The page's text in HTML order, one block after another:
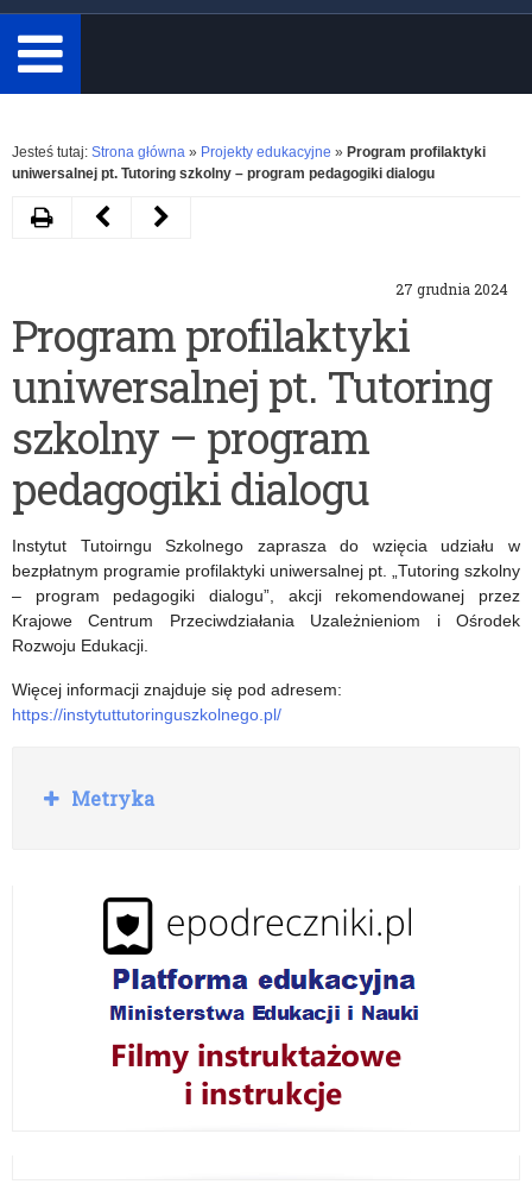
minimum
3
znaki.
Rozwiń
Jesteś tutaj: Strona główna » Projekty edukacyjne » Program profilaktyki
uniwersalnej pt. Tutoring szkolny – program pedagogiki dialogu
27 grudnia 2024
Program profilaktyki
uniwersalnej pt. Tutoring
szkolny – program
pedagogiki dialogu
Instytut Tutoirngu Szkolnego zaprasza do wzięcia udziału w
bezpłatnym programie profilaktyki uniwersalnej pt. „Tutoring szkolny
– program pedagogiki dialogu”, akcji rekomendowanej przez
Krajowe Centrum Przeciwdziałania Uzależnieniom i Ośrodek
Rozwoju Edukacji.
Więcej informacji znajduje się pod adresem:
https://instytuttutoringuszkolnego.pl/
DrukujNastępny
społeczno-
edukacyjna
z
okazji
82.
rocznicy
wybuchu
powstania
w
warszawskim
Poprzedni
sesje
i
warsztaty
młodzieżowe
pt.:
„Your
Europe
Your
(YEYS)
Ekonomiczno-
Społeczny
(EKES)
R
o
Metryka